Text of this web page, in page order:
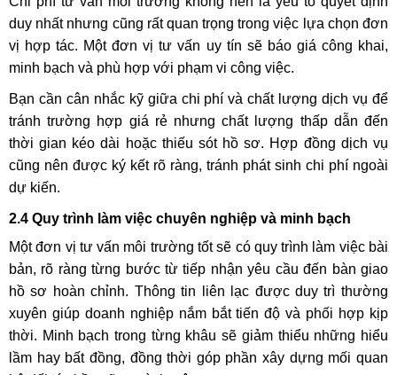
duy nhất nhưng cũng rất quan trọng trong việc lựa chọn đơn
vị hợp tác. Một đơn vị tư vấn uy tín sẽ báo giá công khai,
minh bạch và phù hợp với phạm vi công việc.
Bạn cần cân nhắc kỹ giữa chi phí và chất lượng dịch vụ để
tránh trường hợp giá rẻ nhưng chất lượng thấp dẫn đến
thời gian kéo dài hoặc thiếu sót hồ sơ. Hợp đồng dịch vụ
cũng nên được ký kết rõ ràng, tránh phát sinh chi phí ngoài
dự kiến.
2.4 Quy trình làm việc chuyên nghiệp và minh bạch
Một đơn vị tư vấn môi trường tốt sẽ có quy trình làm việc bài
bản, rõ ràng từng bước từ tiếp nhận yêu cầu đến bàn giao
hồ sơ hoàn chỉnh. Thông tin liên lạc được duy trì thường
xuyên giúp doanh nghiệp nắm bắt tiến độ và phối hợp kịp
thời. Minh bạch trong từng khâu sẽ giảm thiểu những hiểu
lầm hay bất đồng, đồng thời góp phần xây dựng mối quan